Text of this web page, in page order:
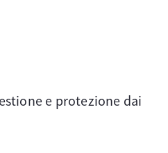
e protezione dai